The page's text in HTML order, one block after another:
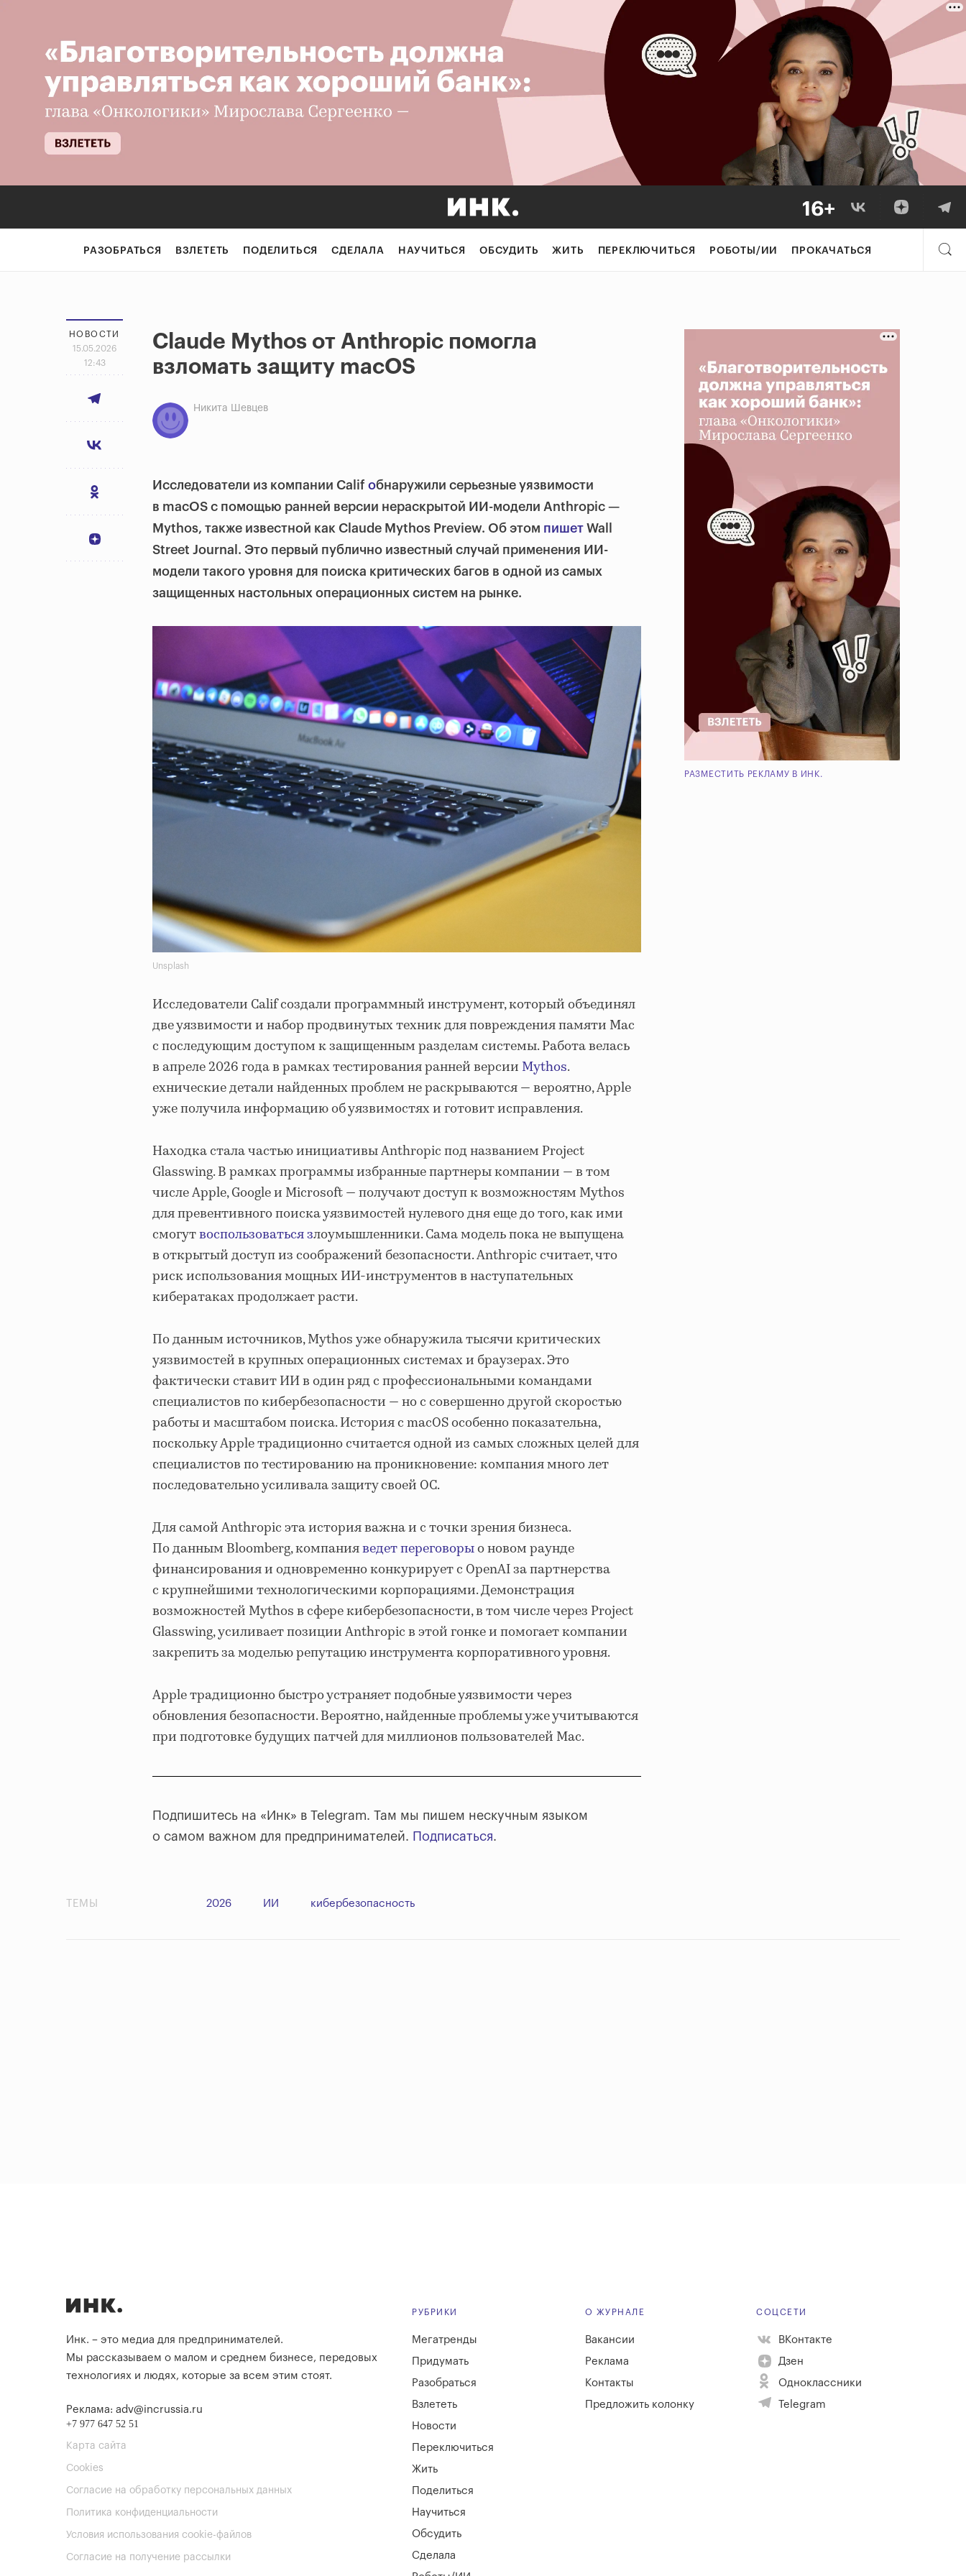
РАЗОБРАТЬСЯ ВЗЛЕТЕТЬ ПОДЕЛИТЬСЯ СДЕЛАЛА НАУЧИТЬСЯ ОБСУДИТЬ ЖИТЬ ПЕРЕКЛЮЧИТЬСЯ РОБОТЫ/ИИ ПРОКАЧАТЬСЯ
НОВОСТИ
15.05.2026
12:43
Claude Mythos от Anthropic помогла
взломать защиту macOS
Никита Шевцев
Исследователи из компании Calif обнаружили серьезные уязвимости
в macOS с помощью ранней версии нераскрытой ИИ-модели Anthropic —
Mythos, также известной как Claude Mythos Preview. Об этом пишет Wall
Street Journal. Это первый публично известный случай применения ИИ-
модели такого уровня для поиска критических багов в одной из самых
защищенных настольных операционных систем на рынке.
Unsplash
Исследователи Calif создали программный инструмент, который объединял
две уязвимости и набор продвинутых техник для повреждения памяти Mac
с последующим доступом к защищенным разделам системы. Работа велась
в апреле 2026 года в рамках тестирования ранней версии Mythos.
ехнические детали найденных проблем не раскрываются — вероятно, Apple
уже получила информацию об уязвимостях и готовит исправления.
Находка стала частью инициативы Anthropic под названием Project
Glasswing. В рамках программы избранные партнеры компании — в том
числе Apple, Google и Microsoft — получают доступ к возможностям Mythos
для превентивного поиска уязвимостей нулевого дня еще до того, как ими
смогутвоспользоваться злоумышленники. Сама модель пока не выпущена
в открытый доступ из соображений безопасности. Anthropic считает, что
риск использования мощных ИИ-инструментов в наступательных
кибератаках продолжает расти.
По данным источников, Mythos уже обнаружила тысячи критических
уязвимостей в крупных операционных системах и браузерах. Это
фактически ставит ИИ в один ряд с профессиональными командами
специалистов по кибербезопасности — но с совершенно другой скоростью
работы и масштабом поиска. История с macOS особенно показательна,
поскольку Apple традиционно считается одной из самых сложных целей для
специалистов по тестированию на проникновение: компания много лет
последовательно усиливала защиту своей ОС.
Для самой Anthropic эта история важна и с точки зрения бизнеса.
По данным Bloomberg, компанияведет переговорыо новом раунде
финансирования и одновременно конкурирует с OpenAI за партнерства
с крупнейшими технологическими корпорациями. Демонстрация
возможностей Mythos в сфере кибербезопасности, в том числе через Project
Glasswing, усиливает позиции Anthropic в этой гонке и помогает компании
закрепить за моделью репутацию инструмента корпоративного уровня.
Apple традиционно быстро устраняет подобные уязвимости через
обновления безопасности. Вероятно, найденные проблемы уже учитываются
при подготовке будущих патчей для миллионов пользователей Mac.
Подпишитесь на «Инк» в Telegram. Там мы пишем нескучным языком
о самом важном для предпринимателей. Подписаться.
РАЗМЕСТИТЬ РЕКЛАМУ В ИНК.
ТЕМЫ 2026 ИИ кибербезопасность
Инк. – это медиа для предпринимателей.
Мы рассказываем о малом и среднем бизнесе, передовых
технологиях и людях, которые за всем этим стоят.
Реклама: adv@incrussia.ru
+7 977 647 52 51
Карта сайта
Cookies
Согласие на обработку персональных данных
Политика конфиденциальности
Условия использования cookie-файлов
Согласие на получение рассылки
РУБРИКИ
Мегатренды
Придумать
Разобраться
Взлететь
Новости
Переключиться
Жить
Поделиться
Научиться
Обсудить
Сделала
О ЖУРНАЛЕ
Вакансии
Реклама
Контакты
Предложить колонку
СОЦСЕТИ
ВКонтакте
Дзен
Одноклассники
Telegram